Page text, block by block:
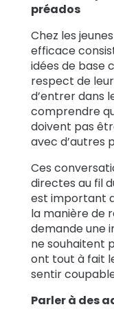
préados
Chez les
efficace
idées de base
respect de
d’entrer dans
comprendre
doivent pas
avec d’autres
Ces
directes au fil
est important
la manière de
demande une
ne souhaitent
ont tout à fait
sentir
Parler à des